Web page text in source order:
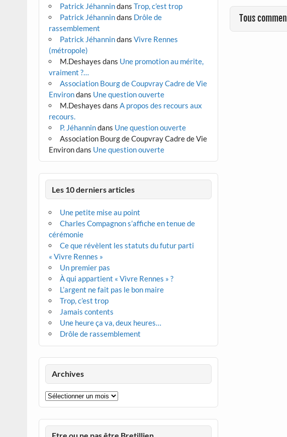
Tous
Patrick Jéhannindans Trop, c’est trop
Patrick Jéhannindans Drôle de
rassemblement
Patrick Jéhannindans Vivre Rennes
(métropole)
M.Deshayes dans Une promotion au mérite,
vraiment ?…
Association Bourg de Coupvray Cadre de Vie
Environdans Une question ouverte
M.Deshayes dans A propos des recours aux
recours.
P. Jéhannindans Une question ouverte
Association Bourg de Coupvray Cadre de Vie
Environdans Une question ouverte
Les 10 derniers articles
Une petite mise au point
Charles Compagnon s’affiche en tenue de
cérémonie
Ce que révèlent les statuts du futur parti
« Vivre Rennes »
Un premier pas
À qui appartient « Vivre Rennes » ?
L’argent ne fait pas le bon maire
Trop, c’est trop
Jamais contents
Une heure ça va, deux heures…
Drôle de rassemblement
Archives
Archives
Etre ou ne pas être Bretillien